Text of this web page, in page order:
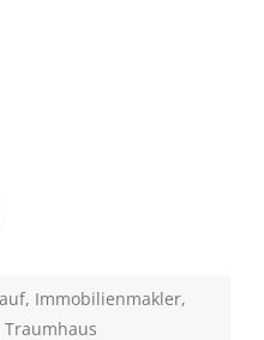
, Immobilienmakler,
Traumhaus